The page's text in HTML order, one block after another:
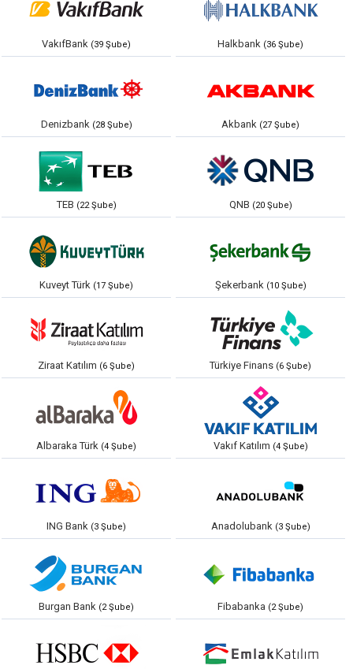
VakıfBank (39 Şube) Halkbank (36 Şube)
Denizbank (28 Şube) Akbank (27 Şube)
TEB (22 Şube) QNB (20 Şube)
Kuveyt Türk (17 Şube) Şekerbank (10 Şube)
Ziraat Katılım (6 Şube) Türkiye Finans (6 Şube)
Albaraka Türk (4 Şube) Vakıf Katılım (4 Şube)
ING Bank (3 Şube) Anadolubank (3 Şube)
Burgan Bank (2 Şube) Fibabanka (2 Şube)